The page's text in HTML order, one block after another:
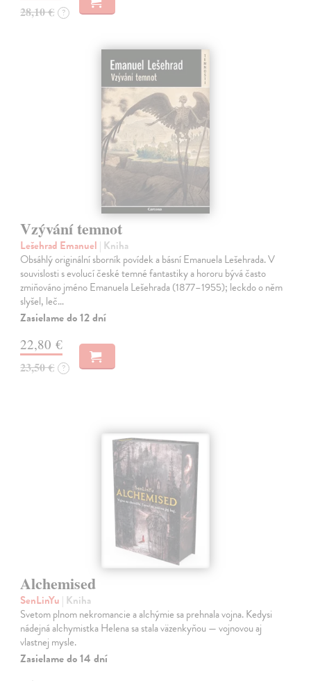
28,10 € ?
Vzývání temnot
Lešehrad Emanuel | Kniha
Obsáhlý originální sborník povídek a básní Emanuela Lešehrada. V
souvislosti s evolucí české temné fantastiky a hororu bývá často
zmiňováno jméno Emanuela Lešehrada (1877–1955); leckdo o něm
slyšel, leč…
Zasielame do 12 dní
22,80 €
23,50 € ?
Alchemised
SenLinYu | Kniha
Svetom plnom nekromancie a alchýmie sa prehnala vojna. Kedysi
nádejná alchymistka Helena sa stala väzenkyňou — vojnovou aj
vlastnej mysle.
Zasielame do 14 dní